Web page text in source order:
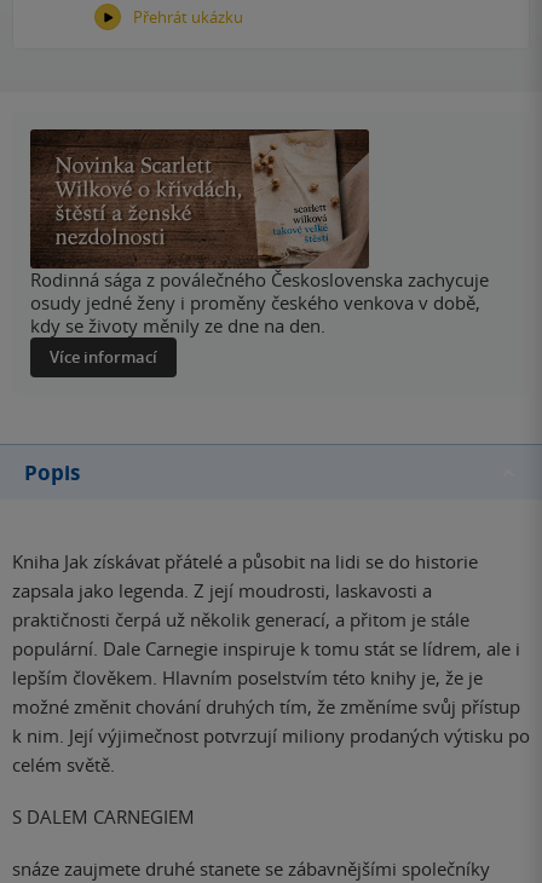
Přehrát ukázku
Rodinná sága z poválečného Československa zachycuje
osudy jedné ženy i proměny českého venkova v době,
kdy se životy měnily ze dne na den.
Více informací
Popis
Kniha Jak získávat přátelé a působit na lidi se do historie
zapsala jako legenda. Z její moudrosti, laskavosti a
praktičnosti čerpá už několik generací, a přitom je stále
populární. Dale Carnegie inspiruje k tomu stát se lídrem, ale i
lepším člověkem. Hlavním poselstvím této knihy je, že je
možné změnit chování druhých tím, že změníme svůj přístup
k nim. Její výjimečnost potvrzují miliony prodaných výtisku po
celém světě.
S DALEM CARNEGIEM
snáze zaujmete druhé stanete se zábavnějšími společníky